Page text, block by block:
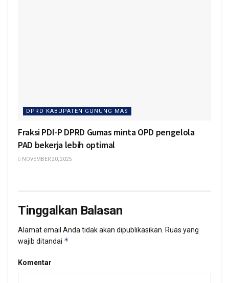
DPRD KABUPATEN GUNUNG MAS
Fraksi PDI-P DPRD Gumas minta OPD pengelola
PAD bekerja lebih optimal
NOVEMBER 20, 2025
Tinggalkan Balasan
Alamat email Anda tidak akan dipublikasikan. Ruas yang
wajib ditandai *
Komentar